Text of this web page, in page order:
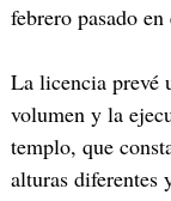
febrero pasado
La licencia prevé
volumen y la
templo, que
alturas diferentes